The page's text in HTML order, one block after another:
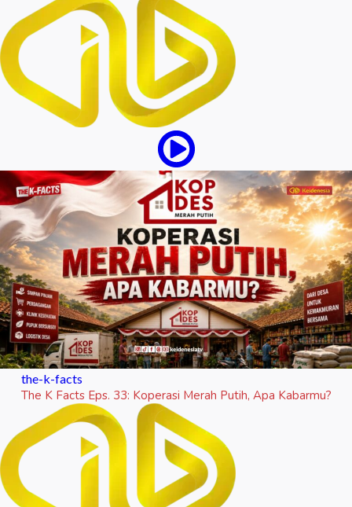
the-k-facts
The K Facts Eps. 33: Koperasi Merah Putih, Apa Kabarmu?